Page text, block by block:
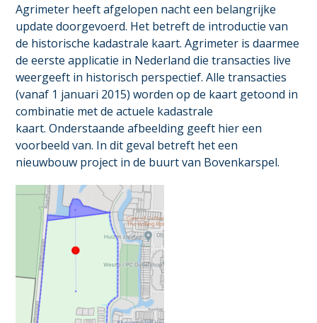
Agrimeter heeft afgelopen nacht een belangrijke
update doorgevoerd. Het betreft de introductie van
de historische kadastrale kaart. Agrimeter is daarmee
de eerste applicatie in Nederland die transacties live
weergeeft in historisch perspectief. Alle transacties
(vanaf 1 januari 2015) worden op de kaart getoond in
combinatie met de actuele kadastrale
kaart. Onderstaande afbeelding geeft hier een
voorbeeld van. In dit geval betreft het een
nieuwbouw project in de buurt van Bovenkarspel.